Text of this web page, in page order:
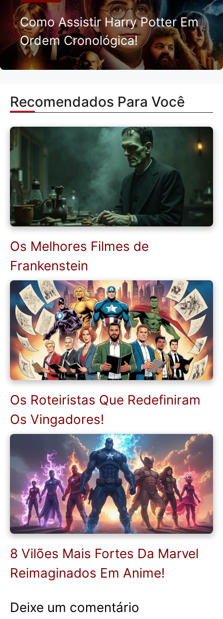
Como Assistir Harry Potter Em
Ordem Cronológica!
Recomendados Para Você
Os Melhores Filmes de
Frankenstein
Os Roteiristas Que Redefiniram
Os Vingadores!
8 Vilões Mais Fortes Da Marvel
Reimaginados Em Anime!
Deixe um comentário